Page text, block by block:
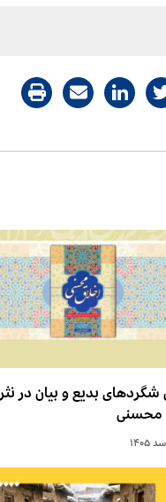
شگردهای بدیع و بیان در نثر
محسنی